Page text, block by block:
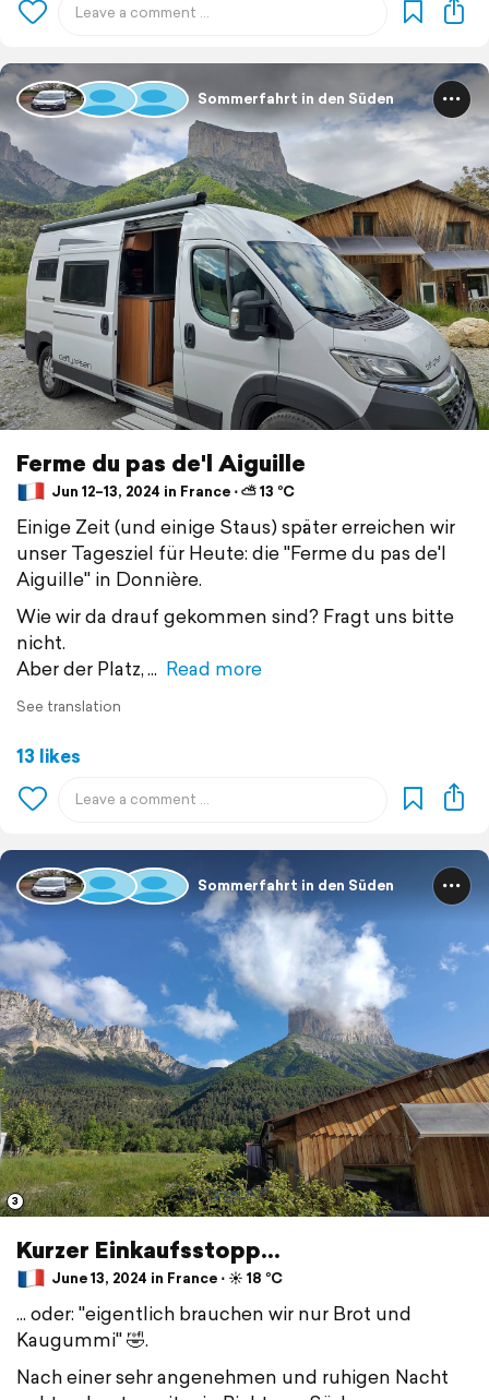
Sommerfahrt in den Süden
Ferme du pas de'l Aiguille
Jun 12–13, 2024 in France ⋅ ⛅ 13 °C
Einige Zeit (und einige Staus) später erreichen wir
unser Tagesziel für Heute: die "Ferme du pas de'l
Aiguille" in Donnière.
Wie wir da drauf gekommen sind? Fragt uns bitte
nicht.
Aber der Platz,
Read more
See translation
13 likes
Sommerfahrt in den Süden
3
Kurzer Einkaufsstopp...
June 13, 2024 in France ⋅ ☀️ 18 °C
... oder: "eigentlich brauchen wir nur Brot und
Kaugummi" 🤣.
Nach einer sehr angenehmen und ruhigen Nacht